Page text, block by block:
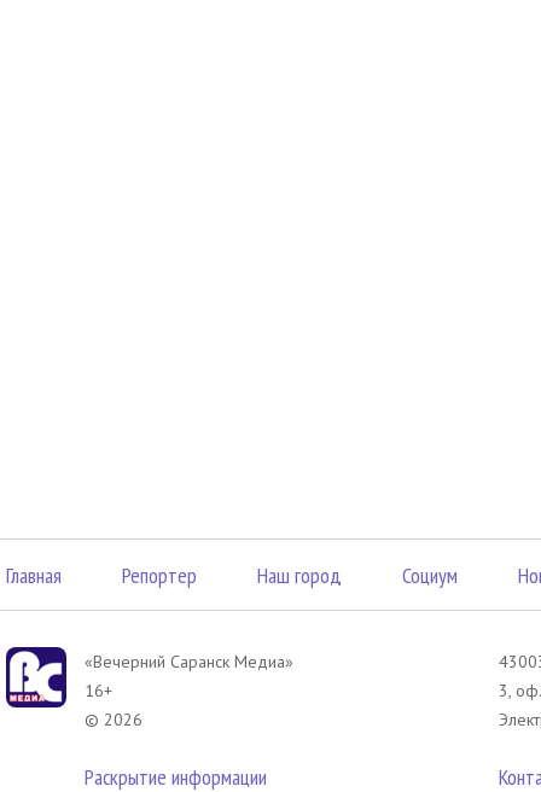
Главная Репортер Наш город Социум
«Вечерний Саранск Mедиа»
16+
© 2026
Раскрытие информации
3,